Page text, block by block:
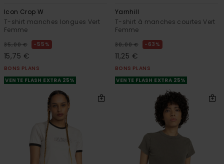
Icon Crop W
T-shirt manches longues Vert
Femme
35,00 € 55%
15,75 €
BONS PLANS
VENTE FLASH EXTRA 25%
Yarnhill
T-shirt à manches courtes Vert
Femme
30,00 € 63%
11,25 €
BONS PLANS
VENTE FLASH EXTRA 25%